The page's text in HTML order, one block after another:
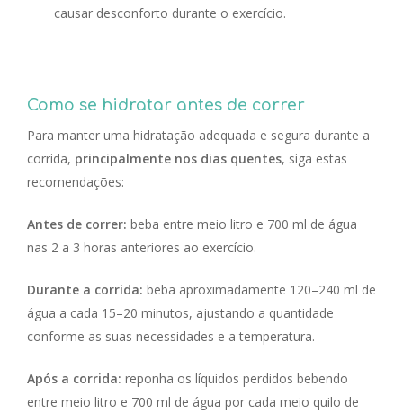
causar desconforto durante o exercício.
Como se hidratar antes de correr
Para manter uma hidratação adequada e segura durante a
corrida, principalmente nos dias quentes, siga estas
recomendações:
Antes de correr: beba entre meio litro e 700 ml de água
nas 2 a 3 horas anteriores ao exercício.
Durante a corrida: beba aproximadamente 120–240 ml de
água a cada 15–20 minutos, ajustando a quantidade
conforme as suas necessidades e a temperatura.
Após a corrida: reponha os líquidos perdidos bebendo
entre meio litro e 700 ml de água por cada meio quilo de